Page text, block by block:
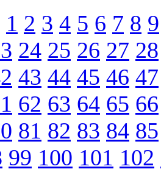
1 2 3 4 5 6 7 8 9
24 25 26 27 28
43 44 45 46 47
62 63 64 65 66
81 82 83 84 85
99 100 101 102